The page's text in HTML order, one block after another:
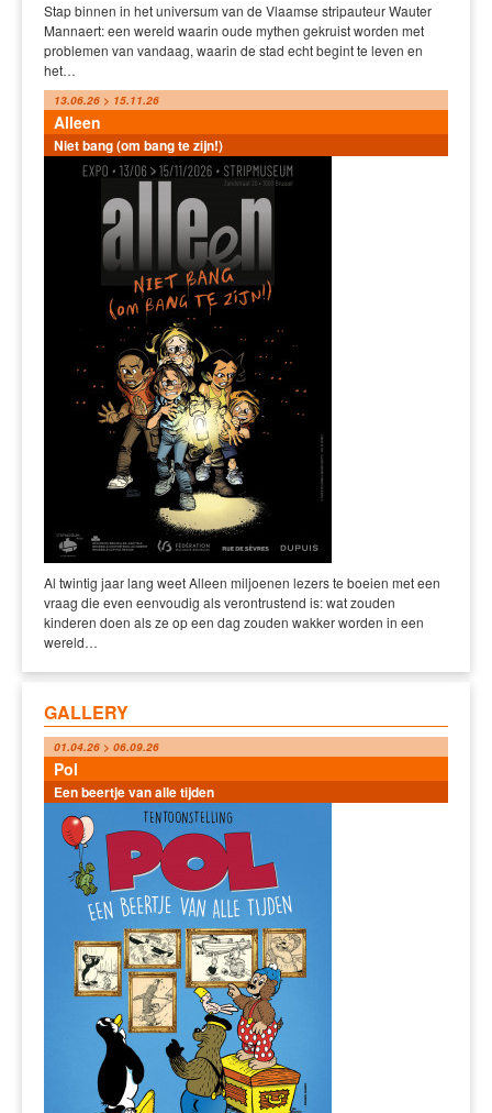
Stap binnen in het universum van de Vlaamse stripauteur Wauter
Mannaert: een wereld waarin oude mythen gekruist worden met
problemen van vandaag, waarin de stad echt begint te leven en
het…
13.06.26 > 15.11.26
Alleen
Niet bang (om bang te zijn!)
Al twintig jaar lang weet Alleen miljoenen lezers te boeien met een
vraag die even eenvoudig als verontrustend is: wat zouden
kinderen doen als ze op een dag zouden wakker worden in een
wereld…
GALLERY
01.04.26 > 06.09.26
Pol
Een beertje van alle tijden